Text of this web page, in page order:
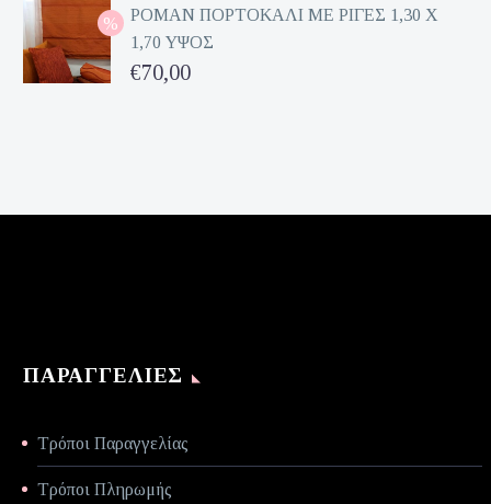
was:
€224,00.
τρέχουσα
τιμή
είναι:
ΡΟΜΑΝ ΠΟΡΤΟΚΑΛΙ ΜΕ ΡΙΓΕΣ 1,30 Χ
1,70 ΥΨΟΣ
Original
€70,00
ΠΑΡΑΓΓΕΛΊΕΣ
Τρόποι Παραγγελίας
Τρόποι Πληρωμής